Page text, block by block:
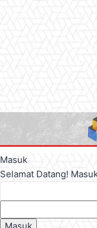
Masuk
Selamat Datang!